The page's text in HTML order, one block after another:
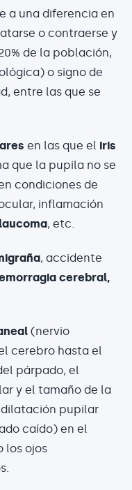
a una diferencia en
o contraerse y
de la población,
o signo de
entre las que se
en las que el iris
que la pupila no se
condiciones de
inflamación
, etc.
, accidente
cerebral,
(nervio
cerebro hasta el
párpado, el
y el tamaño de la
dilatación pupilar
caído) en el
los ojos